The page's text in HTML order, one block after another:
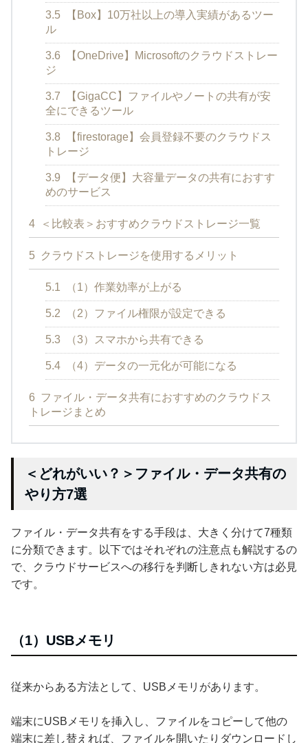
3.5
【Box】10万社以上の導入実績があるツー
ル
3.6
【OneDrive】Microsoftのクラウドストレー
ジ
3.7
【GigaCC】ファイルやノートの共有が安
全にできるツール
3.8
【firestorage】会員登録不要のクラウドス
トレージ
3.9
【データ便】大容量データの共有におすす
めのサービス
4 ＜比較表＞おすすめクラウドストレージ一覧
5 クラウドストレージを使用するメリット
5.1 （1）作業効率が上がる
5.2 （2）ファイル権限が設定できる
5.3 （3）スマホから共有できる
5.4 （4）データの一元化が可能になる
6 ファイル・データ共有におすすめのクラウドス
トレージまとめ
＜どれがいい？＞ファイル・データ共有の
やり方7選
ファイル・データ共有をする手段は、大きく分けて7種類
に分類できます。以下ではそれぞれの注意点も解説するの
で、クラウドサービスへの移行を判断しきれない方は必見
です。
（1）USBメモリ
従来からある方法として、USBメモリがあります。
端末にUSBメモリを挿入し、ファイルをコピーして他の
端末に差し替えれば、ファイルを開いたりダウンロードし